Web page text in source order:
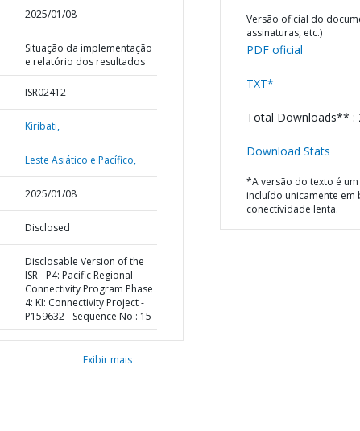
2025/01/08
Situação da implementação
e relatório dos resultados
ISR02412
Kiribati,
Leste Asiático e Pacífico,
2025/01/08
Disclosed
Disclosable Version of the
ISR - P4: Pacific Regional
Connectivity Program Phase
4: KI: Connectivity Project -
P159632 - Sequence No : 15
Exibir mais
Versão oficial do
assinaturas, etc.)
PDF oficial
TXT*
Total Downloads** :
Download Stats
*A versão do texto é
incluído unicamente
conectividade lenta.